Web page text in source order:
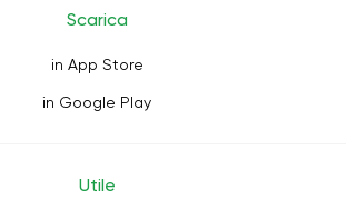
Scarica
in App Store
in Google Play
Utile